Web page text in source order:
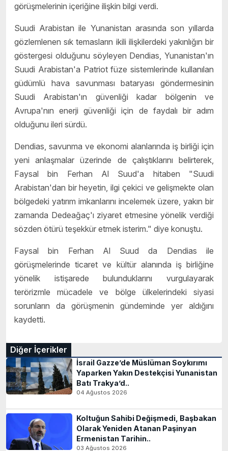
görüşmelerinin içeriğine ilişkin bilgi verdi.
Suudi Arabistan ile Yunanistan arasında son yıllarda
gözlemlenen sık temasların ikili ilişkilerdeki yakınlığın bir
göstergesi olduğunu söyleyen Dendias, Yunanistan'ın
Suudi Arabistan'a Patriot füze sistemlerinde kullanılan
güdümlü hava savunması bataryası göndermesinin
Suudi Arabistan'ın güvenliği kadar bölgenin ve
Avrupa'nın enerji güvenliği için de faydalı bir adım
olduğunu ileri sürdü.
Dendias, savunma ve ekonomi alanlarında iş birliği için
yeni anlaşmalar üzerinde de çalıştıklarını belirterek,
Faysal bin Ferhan Al Suud'a hitaben "Suudi
Arabistan'dan bir heyetin, ilgi çekici ve gelişmekte olan
bölgedeki yatırım imkanlarını incelemek üzere, yakın bir
zamanda Dedeağaç'ı ziyaret etmesine yönelik verdiği
sözden ötürü teşekkür etmek isterim." diye konuştu.
Faysal bin Ferhan Al Suud da Dendias ile
görüşmelerinde ticaret ve kültür alanında iş birliğine
yönelik istişarede bulunduklarını vurgulayarak
terörizmle mücadele ve bölge ülkelerindeki siyasi
sorunların da görüşmenin gündeminde yer aldığını
kaydetti. ​​​​​​​
Diğer İçerikler
İsrail Gazze’de Müslüman Soykırımı
Yaparken Yakın Destekçisi Yunanistan
Batı Trakya’d..
04 Ağustos 2026
Koltuğun Sahibi Değişmedi, Başbakan
Olarak Yeniden Atanan Paşinyan
Ermenistan Tarihin..
03 Ağustos 2026